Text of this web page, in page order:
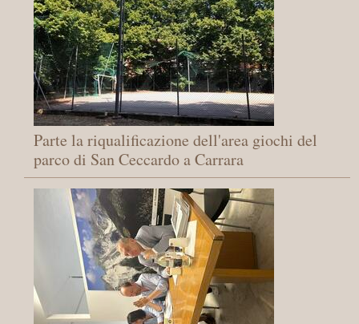
Parte la riqualificazione dell'area giochi del
parco di San Ceccardo a Carrara